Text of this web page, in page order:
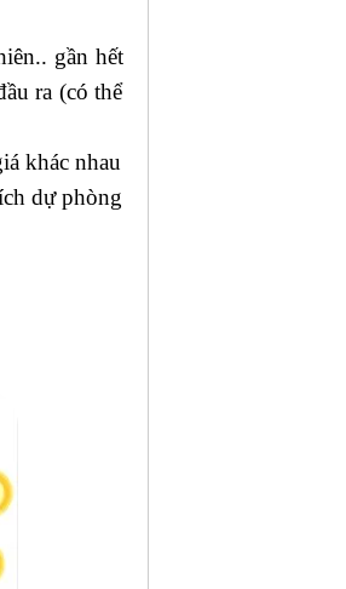
gần hết
ra (có thể
khác nhau
dự phòng